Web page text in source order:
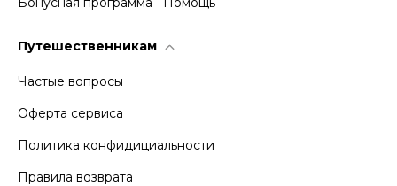
Путешественникам
Частые вопросы
Оферта сервиса
Политика конфидициальности
Правила возврата